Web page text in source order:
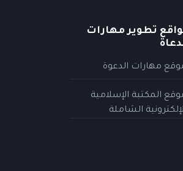
تطوير مهارات
مهارات الدعوة
المكتبة الإسلامية
الشاملة